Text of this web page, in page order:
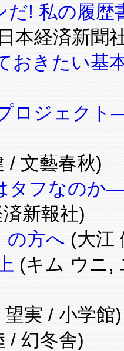
だ! 私の履歴
本経済新聞
おきたい基
ロジェク
/ 文藝春秋)
タフなのか
新報社)
の方へ (大江
(キム ウニ,
望実 / 小学館)
/ 幻冬舎)